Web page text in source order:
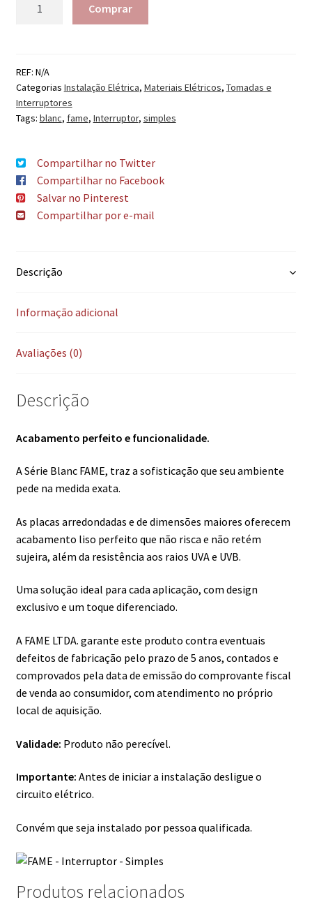
Comprar
REF: N/A
Categorias Instalação Elétrica, Materiais Elétricos, Tomadas e
Interruptores
Tags: blanc, fame, Interruptor, simples
Compartilhar no Twitter
Compartilhar no Facebook
Salvar no Pinterest
Compartilhar por e-mail
Descrição
Informação adicional
Avaliações (0)
Descrição
Acabamento perfeito e funcionalidade.
A Série Blanc FAME, traz a sofisticação que seu ambiente
pede na medida exata.
As placas arredondadas e de dimensões maiores oferecem
acabamento liso perfeito que não risca e não retém
sujeira, além da resistência aos raios UVA e UVB.
Uma solução ideal para cada aplicação, com design
exclusivo e um toque diferenciado.
A FAME LTDA. garante este produto contra eventuais
defeitos de fabricação pelo prazo de 5 anos, contados e
comprovados pela data de emissão do comprovante fiscal
de venda ao consumidor, com atendimento no próprio
local de aquisição.
Validade: Produto não perecível.
Importante: Antes de iniciar a instalação desligue o
circuito elétrico.
Convém que seja instalado por pessoa qualificada.
Produtos relacionados